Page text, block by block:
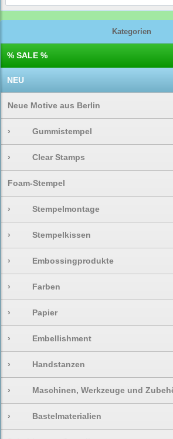
Kategorien
% SALE %
NEU
Neue Motive aus Berlin
› Gummistempel
› Clear Stamps
Foam-Stempel
› Stempelmontage
› Stempelkissen
› Embossingprodukte
› Farben
› Papier
› Embellishment
› Handstanzen
› Maschinen, Werkzeuge und
› Bastelmaterialien